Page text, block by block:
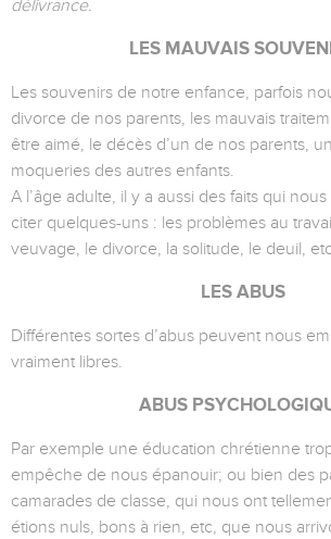
délivrance.
LES MAUVAIS
Les souvenirs de notre enfance, parfois
divorce de nos parents, les mauvais
être aimé, le décès d’un de nos parents,
moqueries des autres enfants.
A l’âge adulte, il y a aussi des faits qui
citer quelques-uns : les problèmes au
veuvage, le divorce, la solitude, le deuil,
LES ABUS
Différentes sortes d’abus peuvent nous
vraiment libres.
ABUS
Par exemple une éducation chrétienne
empêche de nous épanouir; ou bien des
camarades de classe, qui nous ont
étions nuls, bons à rien, etc, que nous